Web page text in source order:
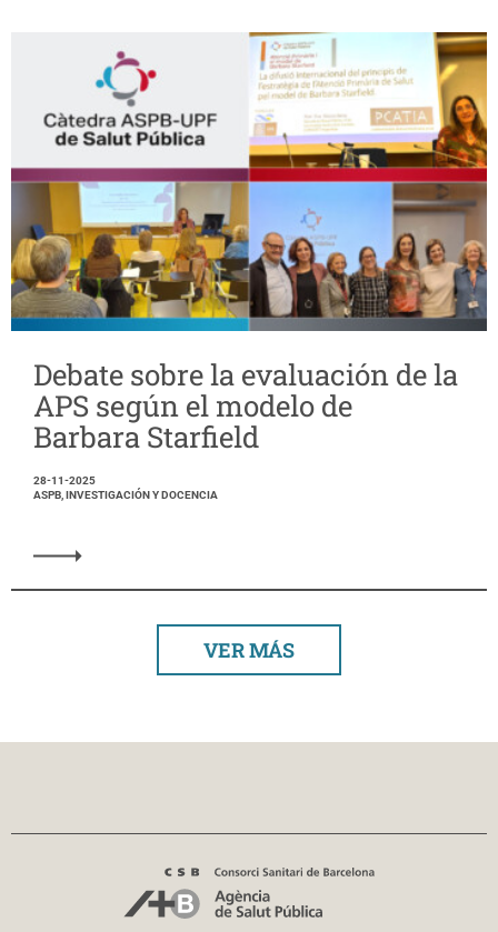
Debate sobre la evaluación de la
APS según el modelo de
Barbara Starfield
28-11-2025
ASPB, INVESTIGACIÓN Y DOCENCIA
VER MÁS